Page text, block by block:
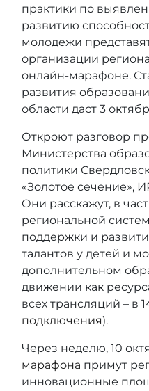
практики по
развитию
молодежи
организации
онлайн-марафоне.
развития
области даст 3
Откроют разговор
Министерства
политики
«Золотое сечение»,
Они расскажут, в
региональной
поддержки и
талантов у детей и
дополнительном
движении как
всех трансляций – в
подключения).
Через неделю, 10
марафона примут
инновационные